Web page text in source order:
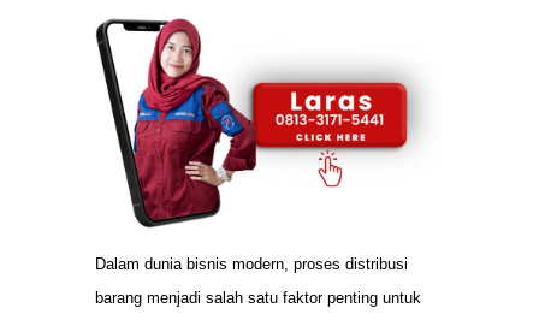
Dalam dunia bisnis modern, proses distribusi
barang menjadi salah satu faktor penting untuk